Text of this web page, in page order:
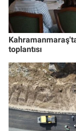
toplantısı